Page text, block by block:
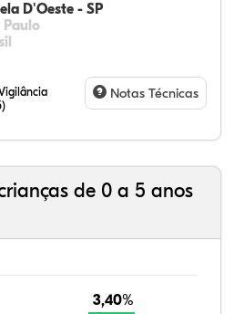
D'Oeste - SP
Paulo
Notas Técnicas
de 0 a 5 anos
3,40%
3,40%